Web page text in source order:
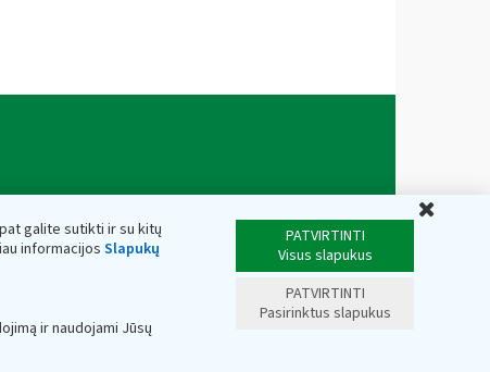
galite sutikti ir su kitų
informacijos Slapukų
ir naudojami Jūsų
PATVIRTINTI
Visus slapukus
PATVIRTINTI
Pasirinktus slapukus